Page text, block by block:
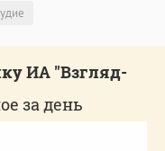
ИА "Взгляд-
за день